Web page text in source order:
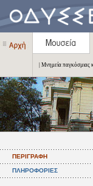
| Μνημεία παγκόσμιας
ΠΕΡΙΓΡΑΦΗ
ΠΛΗΡΟΦΟΡΙΕΣ